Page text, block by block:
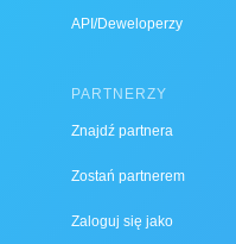
API/Deweloperzy
PARTNERZY
Znajdź partnera
Zostań partnerem
Zaloguj się jako